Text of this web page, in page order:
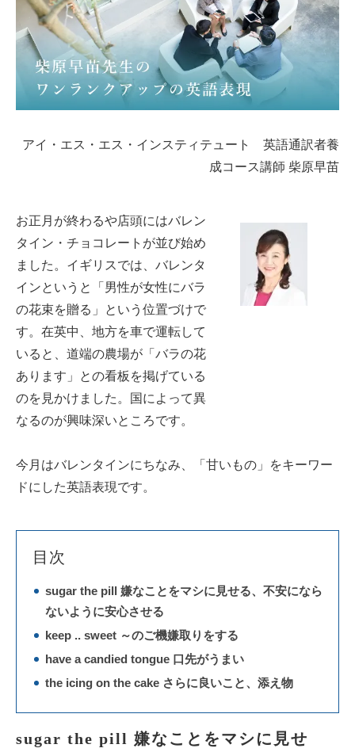
アイ・エス・エス・インスティテュート 英語通訳者養
成コース講師 柴原早苗
お正月が終わるや店頭にはバレン
タイン・チョコレートが並び始め
ました。イギリスでは、バレンタ
インというと「男性が女性にバラ
の花束を贈る」という位置づけで
す。在英中、地方を車で運転して
いると、道端の農場が「バラの花
あります」との看板を掲げている
のを見かけました。国によって異
なるのが興味深いところです。
今月はバレンタインにちなみ、「甘いもの」をキーワー
ドにした英語表現です。
目次
sugar the pill 嫌なことをマシに見せる、不安になら
ないように安心させる
keep .. sweet ～のご機嫌取りをする
have a candied tongue 口先がうまい
the icing on the cake さらに良いこと、添え物
sugar the pill 嫌なことをマシに見せ